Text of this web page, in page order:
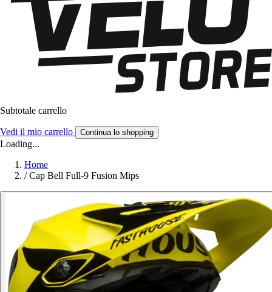
Subtotale carrello
Vedi il mio carrello Continua lo shopping
Loading...
Home
/ Cap Bell Full-9 Fusion Mips